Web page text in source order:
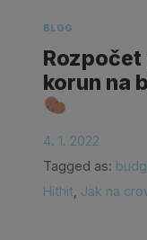
BLOG
Rozpočet
korun na
4. 1. 2022
Tagged as:
Hithit Jak na